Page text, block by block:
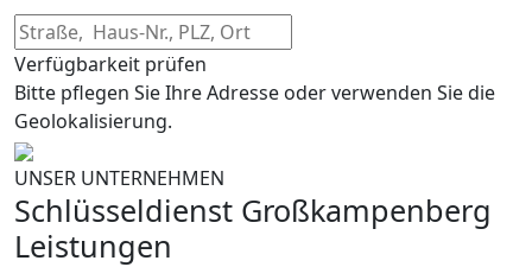
Verfügbarkeit prüfen
Bitte pflegen Sie Ihre Adresse oder verwenden Sie die
Geolokalisierung.
UNSER UNTERNEHMEN
Schlüsseldienst Großkampenberg
Leistungen